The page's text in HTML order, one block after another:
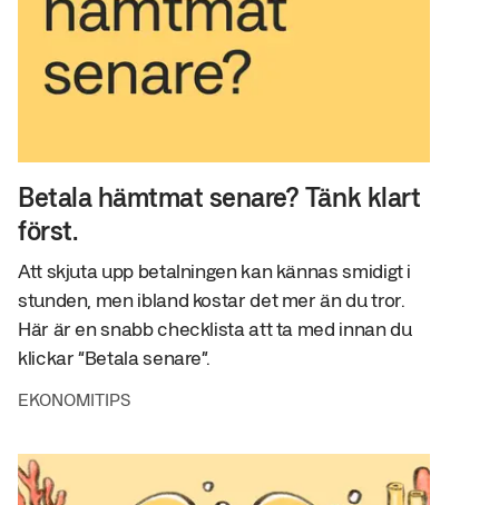
Betala hämtmat senare? Tänk klart
först.
Att skjuta upp betalningen kan kännas smidigt i
stunden, men ibland kostar det mer än du tror.
Här är en snabb checklista att ta med innan du
klickar “Betala senare”.
EKONOMITIPS